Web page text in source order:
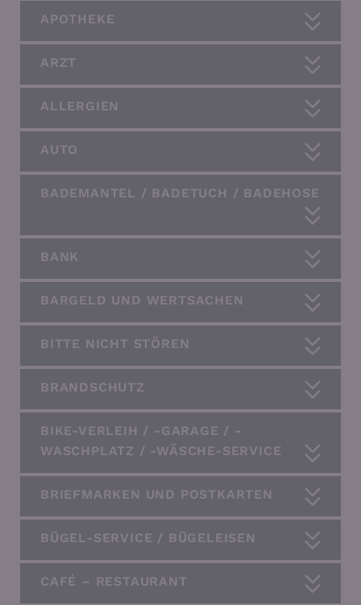
APOTHEKE
ARZT
ALLERGIEN
AUTO
BADEMANTEL / BADETUCH / BADEHOSE
BANK
BARGELD UND WERTSACHEN
BITTE NICHT STÖREN
BRANDSCHUTZ
BIKE-VERLEIH / -GARAGE / -
WASCHPLATZ / -WÄSCHE-SERVICE
BRIEFMARKEN UND POSTKARTEN
BÜGEL-SERVICE / BÜGELEISEN
CAFÉ – RESTAURANT